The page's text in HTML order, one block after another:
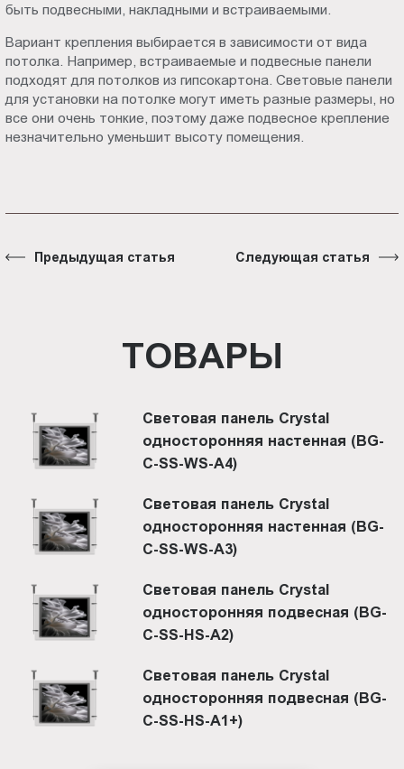
быть подвесными, накладными и встраиваемыми.
Вариант крепления выбирается в зависимости от вида
потолка. Например, встраиваемые и подвесные панели
подходят для потолков из гипсокартона. Световые панели
для установки на потолке могут иметь разные размеры, но
все они очень тонкие, поэтому даже подвесное крепление
незначительно уменьшит высоту помещения.
Предыдущая статья Следующая статья
ТОВАРЫ
Световая панель Crystal
односторонняя настенная (BG-
C-SS-WS-A4)
Световая панель Crystal
односторонняя настенная (BG-
C-SS-WS-A3)
Световая панель Crystal
односторонняя подвесная (BG-
C-SS-HS-A2)
Световая панель Crystal
односторонняя подвесная (BG-
C-SS-HS-A1+)